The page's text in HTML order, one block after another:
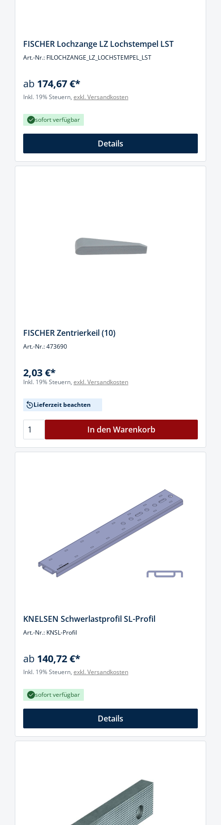
FISCHER Lochzange LZ Lochstempel LST
Art.-Nr.: FILOCHZANGE_LZ_LOCHSTEMPEL_LST
ab 174,67 €*
Inkl. 19% Steuern, exkl. Versandkosten
sofort verfügbar
Details
FISCHER Zentrierkeil (10)
Art.-Nr.: 473690
2,03 €*
Inkl. 19% Steuern, exkl. Versandkosten
Lieferzeit beachten
In den Warenkorb
KNELSEN Schwerlastprofil SL-Profil
Art.-Nr.: KNSL-Profil
ab 140,72 €*
Inkl. 19% Steuern, exkl. Versandkosten
sofort verfügbar
Details